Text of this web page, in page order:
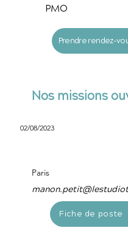
PMO
Prendre rendez-
Nos missions
02/08/2023
Paris
Fiche de poste